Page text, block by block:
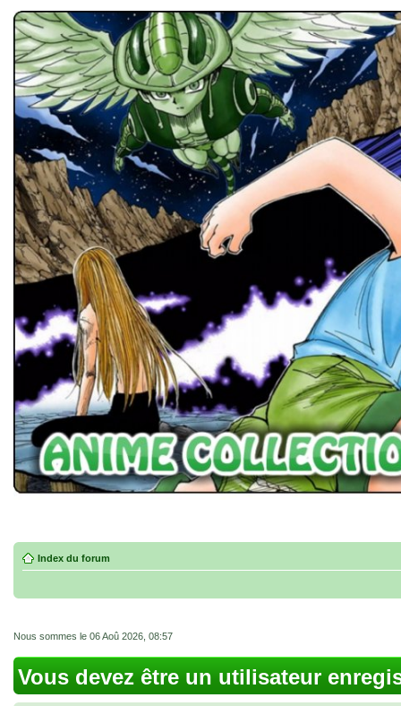
Index du forum
Nous sommes le 06 Aoû 2026, 08:57
Vous devez être un utilisateur